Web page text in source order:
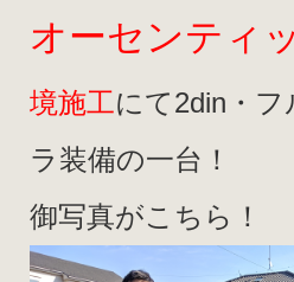
オーセンティ
境施工にて2din・
ラ装備の一台！
御写真がこちら！